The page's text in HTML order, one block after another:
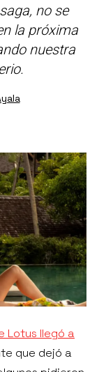
no se
la próxima
nuestra
Lotus llegó a
que dejó a